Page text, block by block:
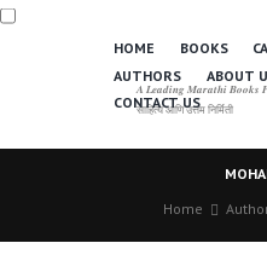
𝑨 𝑳𝒆𝒂𝒅𝒊𝒏𝒈 𝑴𝒂𝒓𝒂𝒕𝒉𝒊 𝑩𝒐𝒐𝒌𝒔
साहित्य आणि उत्तम निर्मिती
HOME BOOKS
AUTHORS
ABOUT
CONTACT US
Home